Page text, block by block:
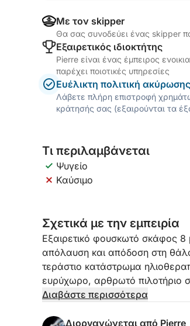
Με τον skipper
Θα σας συνοδεύει ένας skipper
Εξαιρετικός ιδιοκτήτης
Pierre είναι ένας έμπειρος
παρέχει ποιοτικές υπηρεσίες
Ευέλικτη πολιτική ακύρωσης
Λάβετε πλήρη επιστροφή
κράτησής σας (εξαιρούνται τα
Τι περιλαμβάνεται
Ψυγείο
Καύσιμο
Σχετικά με την εμπειρία
Εξαιρετικό φουσκωτό σκάφος
απόλαυση και απόδοση στη
τεράστιο κατάστρωμα
ευρύχωρο, αρθρωτό πιλοτήριο
- ιδανικό για να μοιραστείτε
Διαθέτοντας ένα μεγάλο bimini
Διαβάστε περισσότερα
Διοργανώνεται από Pierre